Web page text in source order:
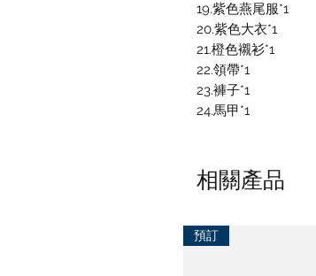
19.紫色燕尾服*1
20.紫色大衣*1
21.橙色襯衫*1
22.領帶*1
23.褲子*1
24.馬甲*1
相關產品
預訂